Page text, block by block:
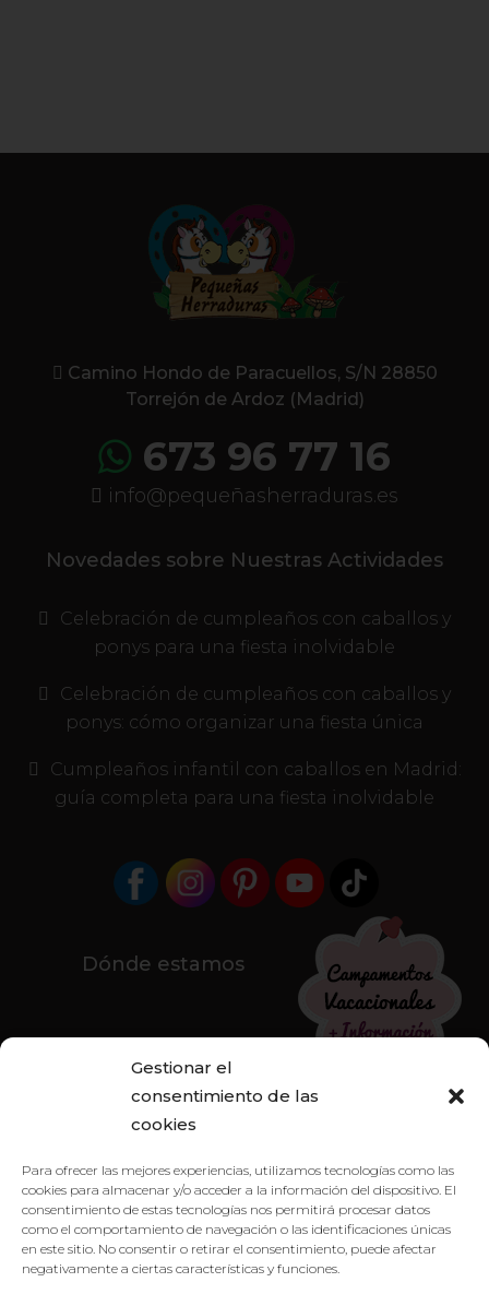
Gestionar el
consentimiento de las
cookies
Para ofrecer las mejores experiencias, utilizamos tecnologías como las
cookies para almacenar y/o acceder a la información del dispositivo. El
consentimiento de estas tecnologías nos permitirá procesar datos
como el comportamiento de navegación o las identificaciones únicas
en este sitio. No consentir o retirar el consentimiento, puede afectar
negativamente a ciertas características y funciones.
Camino Hondo de Paracuellos, S/N 28850
Torrejón de Ardoz (Madrid)
673 96 77 16
info@pequeñasherraduras.es
Novedades sobre Nuestras Actividades
Celebración de cumpleaños con caballos y
ponys para una fiesta inolvidable
Celebración de cumpleaños con caballos y
ponys: cómo organizar una fiesta única
Cumpleaños infantil con caballos en Madrid:
guía completa para una fiesta inolvidable
Dónde estamos